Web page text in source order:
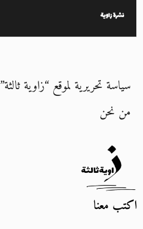
نشرة زاوية
سياسة تحريرية لموقع “زاوية ثالثة”
من نحن
اكتب معنا